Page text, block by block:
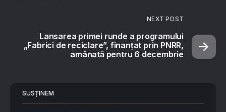
NEXT POST
Lansarea primei runde a programului
„Fabrici de reciclare”, finanţat prin PNRR,
amânată pentru 6 decembrie
SUSȚINEM